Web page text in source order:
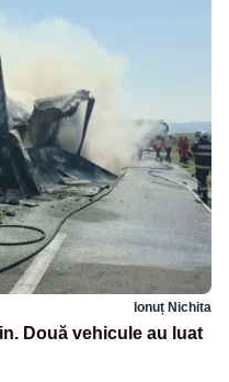
Ionuț Nichita
Două vehicule au luat